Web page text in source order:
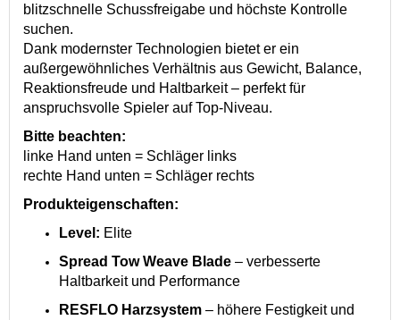
blitzschnelle Schussfreigabe und höchste Kontrolle
suchen.
Dank modernster Technologien bietet er ein
außergewöhnliches Verhältnis aus Gewicht, Balance,
Reaktionsfreude und Haltbarkeit – perfekt für
anspruchsvolle Spieler auf Top-Niveau.
Bitte beachten:
linke Hand unten = Schläger links
rechte Hand unten = Schläger rechts
Produkteigenschaften:
Level: Elite
Spread Tow Weave Blade – verbesserte
Haltbarkeit und Performance
RESFLO Harzsystem – höhere Festigkeit und